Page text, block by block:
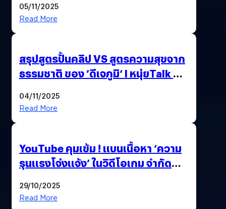
Thailand Game Show 2025 ทะลุ 15
05/11/2025
Read More
สรุปสูตรปั้นคลิป VS สูตรความสุขจาก
ธรรมชาติ ของ ’ดีเจภูมิ‘ l หนุ่ยTalk &
04/11/2025
Read More
YouTube คุมเข้ม ! แบนเนื้อหา ‘ความ
รุนแรงโจ่งแจ้ง’ ในวิดีโอเกม จำกัด
29/10/2025
Read More